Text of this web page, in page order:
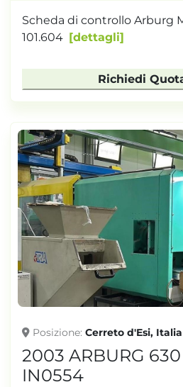
Scheda di controllo Arburg
101.604
dettagli
Richiedi
Posizione Cerreto d'Esi, Italia
2003 ARBURG
IN0554